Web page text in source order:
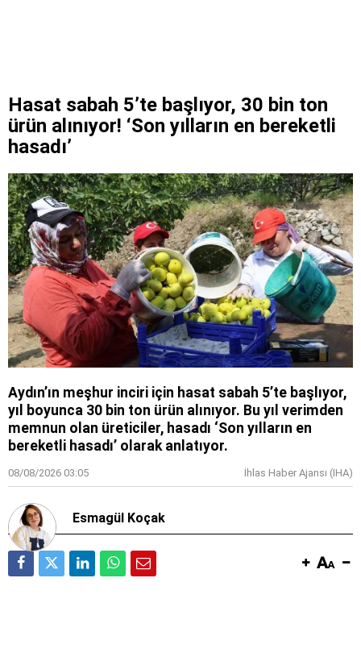
Hasat sabah 5’te başlıyor, 30 bin ton
ürün alınıyor! ‘Son yılların en bereketli
hasadı’
Aydın’ın meşhur inciri için hasat sabah 5’te başlıyor,
yıl boyunca 30 bin ton ürün alınıyor. Bu yıl verimden
memnun olan üreticiler, hasadı ‘Son yılların en
bereketli hasadı’ olarak anlatıyor.
08/08/2026 03:05 İhlas Haber Ajansı (IHA)
Esmagül Koçak